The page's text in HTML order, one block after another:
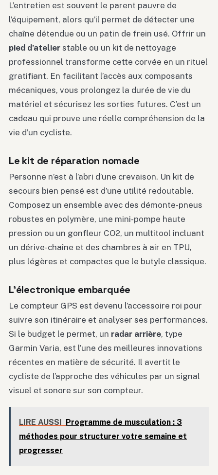
L’entretien est souvent le parent pauvre de
l’équipement, alors qu’il permet de détecter une
chaîne détendue ou un patin de frein usé. Offrir un
pied d’atelier stable ou un kit de nettoyage
professionnel transforme cette corvée en un rituel
gratifiant. En facilitant l’accès aux composants
mécaniques, vous prolongez la durée de vie du
matériel et sécurisez les sorties futures. C’est un
cadeau qui prouve une réelle compréhension de la
vie d’un cycliste.
Le kit de réparation nomade
Personne n’est à l’abri d’une crevaison. Un kit de
secours bien pensé est d’une utilité redoutable.
Composez un ensemble avec des démonte-pneus
robustes en polymère, une mini-pompe haute
pression ou un gonfleur CO2, un multitool incluant
un dérive-chaîne et des chambres à air en TPU,
plus légères et compactes que le butyle classique.
L’électronique embarquée
Le compteur GPS est devenu l’accessoire roi pour
suivre son itinéraire et analyser ses performances.
Si le budget le permet, un radar arrière, type
Garmin Varia, est l’une des meilleures innovations
récentes en matière de sécurité. Il avertit le
cycliste de l’approche des véhicules par un signal
visuel et sonore sur son compteur.
LIRE AUSSI Programme de musculation : 3
méthodes pour structurer votre semaine et
progresser